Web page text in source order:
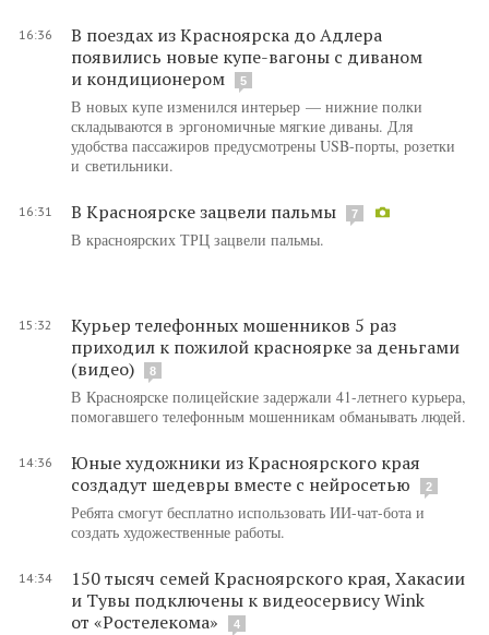
16:36
В поездах из Красноярска до Адлера
появились новые купе-вагоны с диваном
и кондиционером
5
В новых купе изменился интерьер — нижние полки
складываются в эргономичные мягкие диваны. Для
удобства пассажиров предусмотрены USB-порты, розетки
и светильники.
16:31 В Красноярске зацвели пальмы 7
В красноярских ТРЦ зацвели пальмы.
15:32
Курьер телефонных мошенников 5 раз
приходил к пожилой красноярке за деньгами
(видео)
8
В Красноярске полицейские задержали 41-летнего курьера,
помогавшего телефонным мошенникам обманывать людей.
14:36
Юные художники из Красноярского края
создадут шедевры вместе с нейросетью
2
Ребята смогут бесплатно использовать ИИ-чат-бота и
создать художественные работы.
14:34
150 тысяч семей Красноярского края, Хакасии
и Тувы подключены к видеосервису Wink
от «Ростелекома»
4